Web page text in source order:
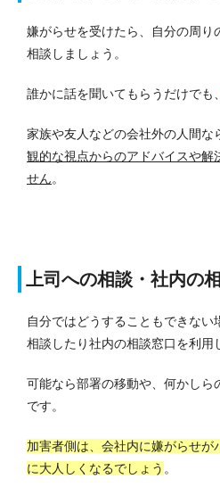
嫌がらせを受けたら、自分の周り
相談しましょう。
誰かに話を聞いてもらうだけでも、
家族や友人などの会社外の人間な
観的な視点からのアドバイスや解
せん。
上司への相談・社内の
自分ではどうすることもできない
相談したり社内の相談窓口を利用
可能なら部署の移動や、何かしら
です。
加害者側は、会社内に嫌がらせが
に大人しくなるでしょう 。